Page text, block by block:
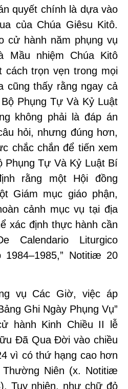
quyết chính là dựa vào
của Chúa Giêsu Kitô.
cử hành năm phụng vụ
Mầu nhiệm Chúa Kitô
cách trọn vẹn trong mọi
cũng thấy rằng ngay cả
Phụng Tự Và Kỷ Luật
không phải là đáp án
hỏi, nhưng đúng hơn,
chắc chắn để tiến xem
Phụng Tự Và Kỷ Luật Bí
rằng một Hội đồng
Giám mục giáo phận,
cảnh mục vụ tại địa
xác định thực hành cần
Calendario Liturgico
1984–1985,” Notitiæ 20
vụ Các Giờ, việc áp
Ghi Ngày Phụng Vụ”
hành Kinh Chiều II lễ
Đã Qua Đời vào chiều
vì có thứ hạng cao hơn
Thường Niên (x. Notitiæ
Tuy nhiên, như chữ đỏ